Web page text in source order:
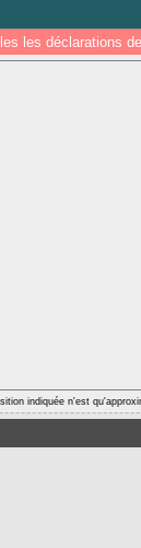
les déclarations
indiquée n'est